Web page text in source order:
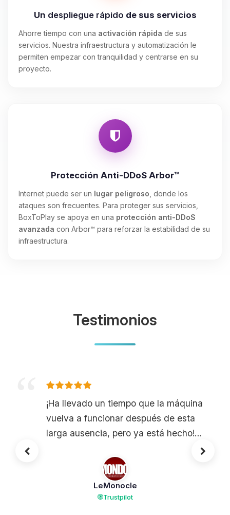
Un despliegue rápido de sus servicios
Ahorre tiempo con una activación rápida de sus
servicios. Nuestra infraestructura y automatización le
permiten empezar con tranquilidad y centrarse en su
proyecto.
Protección Anti-DDoS Arbor™
Internet puede ser un lugar peligroso , donde los
ataques son frecuentes. Para proteger sus servicios,
BoxToPlay se apoya en una protección anti-DDoS
avanzada con Arbor™ para reforzar la estabilidad de su
infraestructura.
Testimonios
¡Ha llevado un tiempo que la máquina
vuelva a funcionar después de esta
larga ausencia, pero ya está hecho!
que sea por mucho tiempo! 😋🤌
LeMonocle
Trustpilot